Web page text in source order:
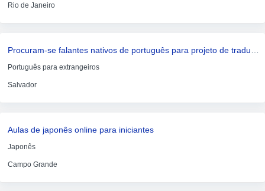
Rio de Janeiro
Português para extrangeiros
Salvador
Aulas de japonês online para iniciantes
Japonês
Campo Grande